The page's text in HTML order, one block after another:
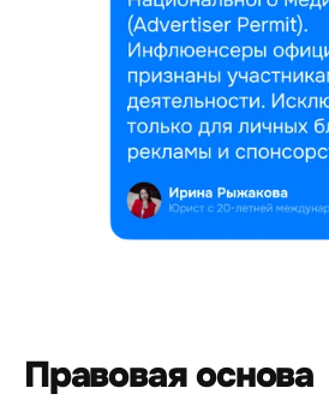
Правовая основа